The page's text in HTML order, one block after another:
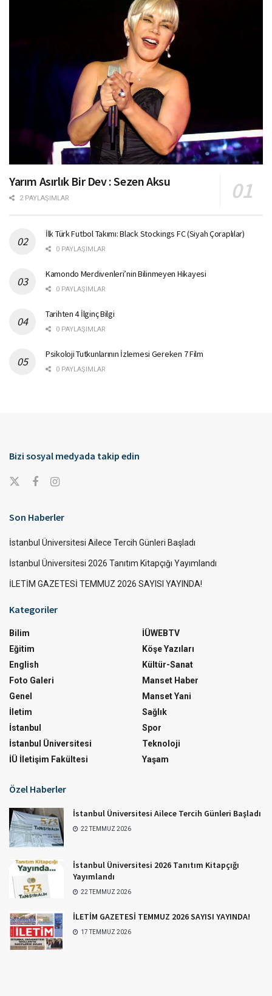
Yarım Asırlık Bir Dev : Sezen Aksu
2 PAYLAŞIMLAR
İlk Türk Futbol Takımı: Black Stockings FC (Siyah Çoraplılar)
0 PAYLAŞIMLAR
Kamondo Merdivenleri’nin Bilinmeyen Hikayesi
0 PAYLAŞIMLAR
Tarihten 4 İlginç Bilgi
0 PAYLAŞIMLAR
Psikoloji Tutkunlarının İzlemesi Gereken 7 Film
0 PAYLAŞIMLAR
Bizi sosyal medyada takip edin
Son Haberler
İstanbul Üniversitesi Ailece Tercih Günleri Başladı
İstanbul Üniversitesi 2026 Tanıtım Kitapçığı Yayımlandı
İLETİM GAZETESİ TEMMUZ 2026 SAYISI YAYINDA!
Kategoriler
Bilim
Eğitim
English
Foto Galeri
Genel
İletim
İstanbul
İstanbul Üniversitesi
İÜ İletişim Fakültesi
İÜWEBTV
Köşe Yazıları
Kültür-Sanat
Manset Haber
Manset Yani
Sağlık
Spor
Teknoloji
Yaşam
Özel Haberler
İstanbul Üniversitesi Ailece Tercih Günleri Başladı
22 TEMMUZ 2026
İstanbul Üniversitesi 2026 Tanıtım Kitapçığı
Yayımlandı
22 TEMMUZ 2026
İLETİM GAZETESİ TEMMUZ 2026 SAYISI YAYINDA!
17 TEMMUZ 2026